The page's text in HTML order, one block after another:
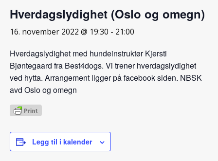
Hverdagslydighet (Oslo og omegn)
16. november 2022 @ 19:30 - 21:00
Hverdagslydighet med hundeinstruktør Kjersti
Bjøntegaard fra Best4dogs. Vi trener hverdagslydighet
ved hytta. Arrangement ligger på facebook siden. NBSK
avd Oslo og omegn
Legg til i kalender